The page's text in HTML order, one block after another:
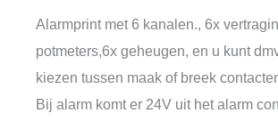
Alarmprint met 6 kanalen., 6x
potmeters,6x geheugen, en u kunt
kiezen tussen maak of breek
Bij alarm komt er 24V uit het alarm